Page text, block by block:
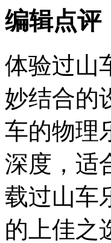
编辑点评
体验过山
妙结合的
车的物理
深度，适
载过山车
的上佳之